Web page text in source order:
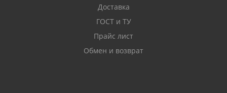
Доставка
ГОСТ и ТУ
Прайс лист
Обмен и возврат